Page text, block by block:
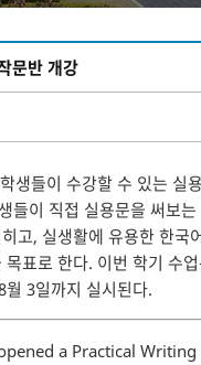
문반 개강
생들이 수강할 수 있는 실
들이 직접 실용문을 써보는
고, 실생활에 유용한 한국
표로 한다. 이번 학기 수
3일까지 실시된다.
a Practical Writing